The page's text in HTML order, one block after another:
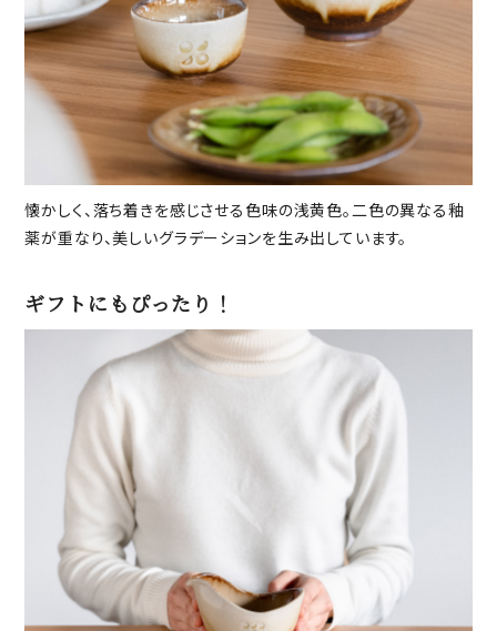
懐かしく、落ち着きを感じさせる色味の浅黄色。二色の異なる釉
薬が重なり、美しいグラデーションを生み出しています。
ギフトにもぴったり！